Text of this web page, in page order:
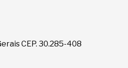
CEP. 30.285-408